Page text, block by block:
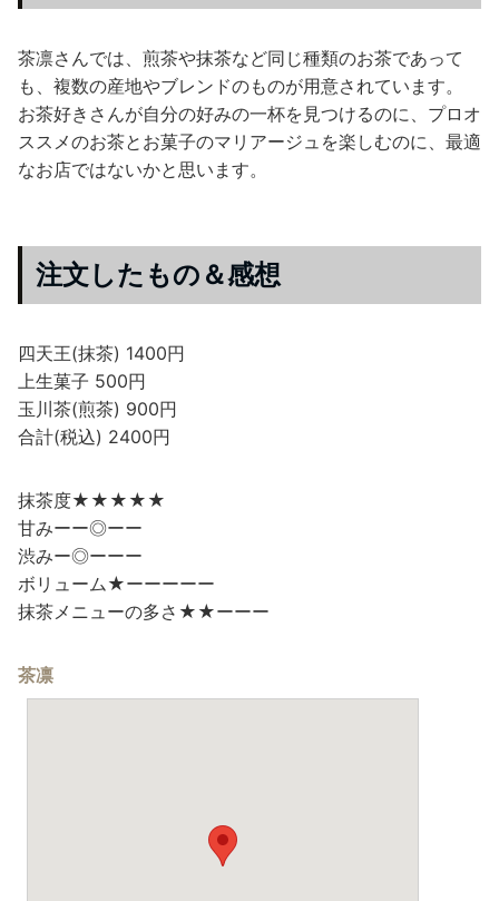
茶凛さんでは、煎茶や抹茶など同じ種類のお茶であって
も、複数の産地やブレンドのものが用意されています。
お茶好きさんが自分の好みの一杯を見つけるのに、プロオ
ススメのお茶とお菓子のマリアージュを楽しむのに、最適
なお店ではないかと思います。
注文したもの＆感想
四天王(抹茶) 1400円
上生菓子 500円
玉川茶(煎茶) 900円
合計(税込) 2400円
抹茶度★★★★★
甘みーー◎ーー
渋みー◎ーーー
ボリューム★ーーーーー
抹茶メニューの多さ★★ーーー
茶凛